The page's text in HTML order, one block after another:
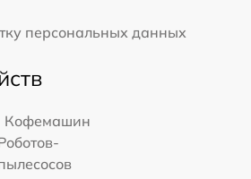
персональных данных
Кофемашин